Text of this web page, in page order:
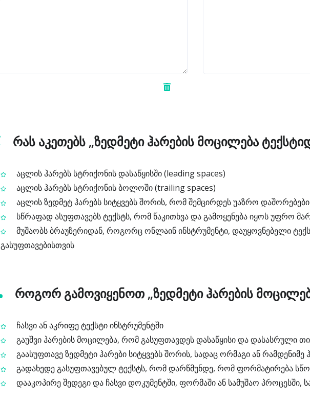
რას აკეთებს „ზედმეტი ჰარების მოცილება
აცლის ჰარებს სტრიქონის დასაწყისში (leading spaces)
აცლის ჰარებს სტრიქონის ბოლოში (trailing spaces)
აცლის ზედმეტ ჰარებს სიტყვებს შორის, რომ შემცირდეს უაზრო დაშორებები
სწრაფად ასუფთავებს ტექსტს, რომ წაკითხვა და გამოყენება იყოს უფრო
მუშაობს ბრაუზერიდან, როგორც ონლაინ ინსტრუმენტი, დაუყოვნებელი
გასუფთავებისთვის
როგორ გამოვიყენოთ „ზედმეტი ჰარების
ჩასვი ან აკრიფე ტექსტი ინსტრუმენტში
გაუშვი ჰარების მოცილება, რომ გასუფთავდეს დასაწყისი და დასასრული
გაასუფთავე ზედმეტი ჰარები სიტყვებს შორის, სადაც ორმაგი ან რამდენიმე
გადახედე გასუფთავებულ ტექსტს, რომ დარწმუნდე, რომ ფორმატირება
დააკოპირე შედეგი და ჩასვი დოკუმენტში, ფორმაში ან სამუშაო პროცესში,